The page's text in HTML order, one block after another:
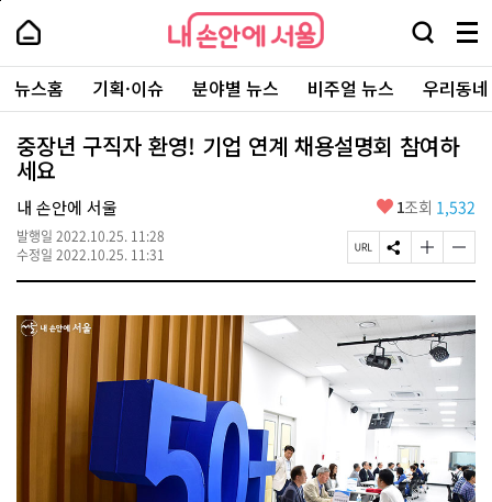
본
로
가
내
손
안
에
서
울
-
서
울
시
대
표
소
통
포
내
손
에
울
검
창
열
기
메
뉴
전
체
보
주
요
서
뉴스홈 기획·이슈 분야별 뉴스 비주얼 뉴스 우리동
중장년 구직자 환영! 기업 연계 채용설명회 참여하
세요
내 손안에 서울
발행일 2022.10.25. 11:28
수정일 2022.10.25. 11:31
좋
요
1조회 1,532
페
이
U
R
L
복
사
S
N
공
유
하
기
글
자
기
크
게
변
경
하
기
글
자
기
작
변
경
하
기
페
상
단
로